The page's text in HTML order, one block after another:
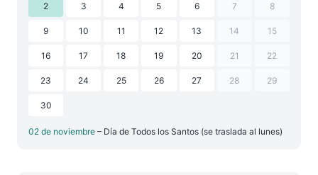
2 3 4 5 6 7 8
9 10 11 12 13 14 15
16 17 18 19 20 21 22
23 24 25 26 27 28 29
30
02 de noviembre – Día de Todos los Santos (se traslada al lunes)